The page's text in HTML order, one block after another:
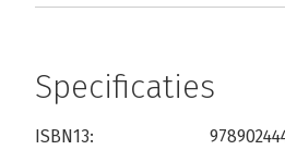
Specificaties
ISBN13: